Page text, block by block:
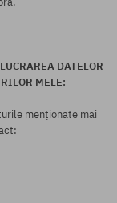
DATELOR
MELE:
menționate mai